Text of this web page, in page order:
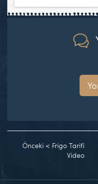
Önceki < Frigo Tarifi
Video